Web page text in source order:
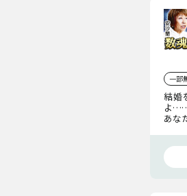
一部
結婚
よ
あな
的に